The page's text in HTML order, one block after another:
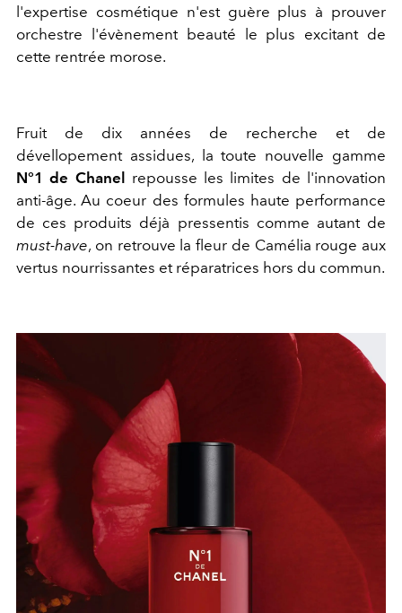
l'expertise cosmétique n'est guère plus à prouver
orchestre l'évènement beauté le plus excitant de
cette rentrée morose.
Fruit de dix années de recherche et de
dévellopement assidues, la toute nouvelle gamme
N°1 de Chanel
repousse les limites de l'innovation
anti-âge. Au coeur des formules haute performance
de ces produits déjà pressentis comme autant de
must-have, on retrouve la fleur de Camélia rouge aux
vertus nourrissantes et réparatrices hors du commun.